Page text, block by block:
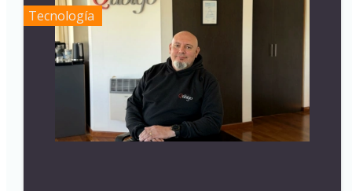
Tecnología